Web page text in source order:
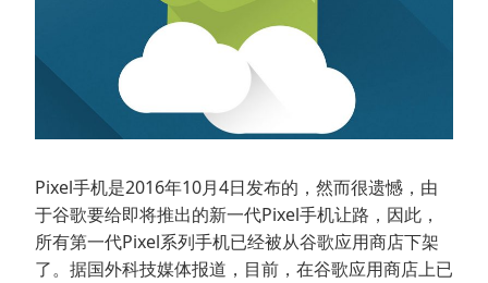
Pixel手机是2016年10月4日发布的，然而很遗憾，由
于谷歌要给即将推出的新一代Pixel手机让路，因此，
所有第一代Pixel系列手机已经被从谷歌应用商店下架
了。据国外科技媒体报道，目前，在谷歌应用商店上已